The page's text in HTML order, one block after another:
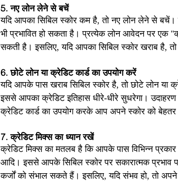
5. नए लोन लेने से बचें
यदि आपका सिबिल स्कोर कम है, तो नए लोन लेने से
भी प्रभावित हो सकता है। प्रत्येक लोन आवेदन पर एक
सकती है। इसलिए, यदि आपका सिबिल स्कोर खराब है,
6. छोटे लोन या क्रेडिट कार्ड का उपयोग करें
यदि आपके पास खराब सिबिल स्कोर है, तो छोटे लोन या
इससे आपका क्रेडिट इतिहास धीरे-धीरे सुधरेगा।
क्रेडिट कार्ड का उपयोग करके आप अपने स्कोर को
7. क्रेडिट मिक्स का ध्यान रखें
क्रेडिट मिक्स का मतलब है कि आपके पास विभिन्न
आदि। इससे आपके सिबिल स्कोर पर सकारात्मक प्रभाव
कर्जों को संभाल सकते हैं। इसलिए, यदि संभव हो, तो अपने